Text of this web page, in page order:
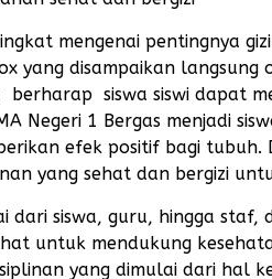
mengenai pentingnya
yang disampaikan langsung
siswa siswi dapat
Negeri 1 Bergas menjadi
efek positif bagi tubuh.
yang sehat dan bergizi
dari siswa, guru, hingga staf,
untuk mendukung
yang dimulai dari hal